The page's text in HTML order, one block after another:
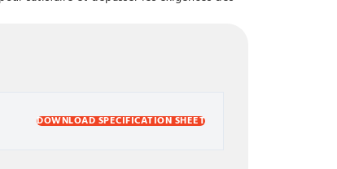
DOWNLOAD SPECIFICATION SHEET